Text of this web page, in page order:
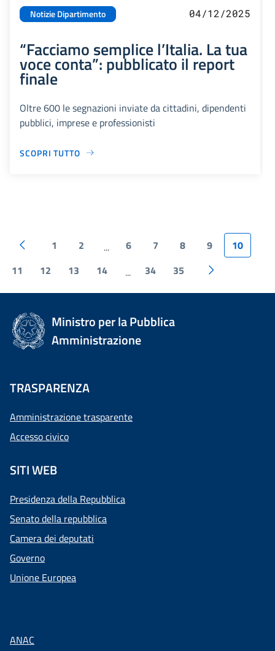
Notizie Dipartimento 04/12/2025
“Facciamo semplice l’Italia. La tua
voce conta”: pubblicato il report
finale
Oltre 600 le segnazioni inviate da cittadini, dipendenti
pubblici, imprese e professionisti
SCOPRI TUTTO
1 2 ... 6 7 8 9
10
11
12 13 14 ... 34 35
Ministro per la Pubblica
Amministrazione
TRASPARENZA
Amministrazione trasparente
Accesso civico
SITI WEB
Presidenza della Repubblica
Senato della repubblica
Camera dei deputati
Governo
Unione Europea
ANAC